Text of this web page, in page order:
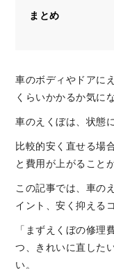
まとめ
車のボディやドアに
くらいかかるか気に
車のえくぼは、状態
比較的安く直せる場
と費用が上がること
この記事では、車の
イント、安く抑える
「まずえくぼの修理
つ、きれいに直した
い。